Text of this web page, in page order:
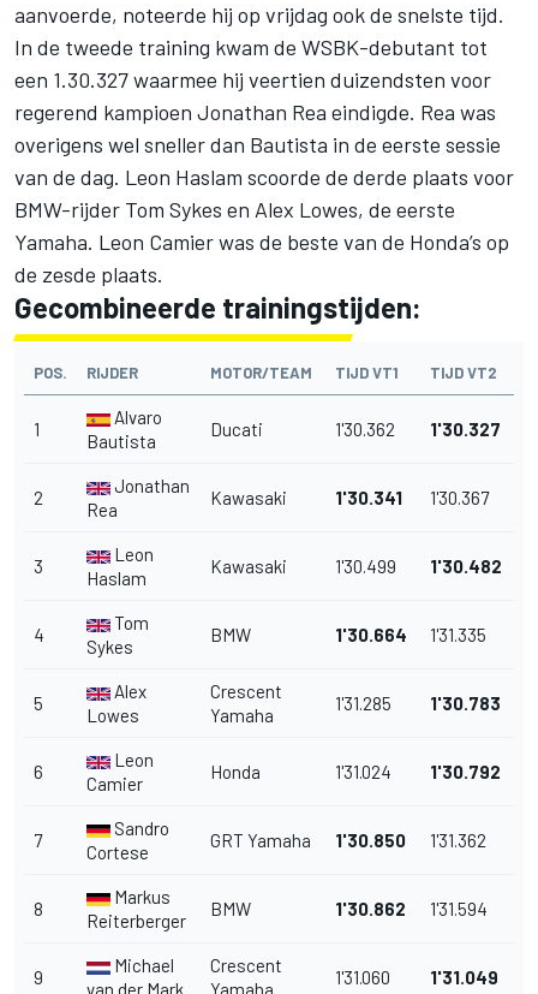
aanvoerde, noteerde hij op vrijdag ook de snelste tijd.
In de tweede training kwam de WSBK-debutant tot
een 1.30.327 waarmee hij veertien duizendsten voor
regerend kampioen Jonathan Rea eindigde. Rea was
overigens wel sneller dan Bautista in de eerste sessie
van de dag. Leon Haslam scoorde de derde plaats voor
BMW-rijder Tom Sykes en Alex Lowes, de eerste
Yamaha. Leon Camier was de beste van de Honda’s op
de zesde plaats.
Gecombineerde trainingstijden:
POS. RIJDER MOTOR/TEAM TIJD VT1 TIJD VT2
1
Alvaro
Bautista
Ducati 1'30.362 1'30.327
2
Jonathan
Rea
Kawasaki 1'30.341 1'30.367
3
Leon
Haslam
Kawasaki 1'30.499 1'30.482
4
Tom
Sykes
BMW 1'30.664 1'31.335
5
Alex
Lowes
Crescent
Yamaha
1'31.285 1'30.783
6
Leon
Camier
Honda 1'31.024 1'30.792
7
Sandro
Cortese
GRT Yamaha 1'30.850 1'31.362
8
Markus
Reiterberger
BMW 1'30.862 1'31.594
9
Michael
van der Mark
Crescent
Yamaha
1'31.060 1'31.049